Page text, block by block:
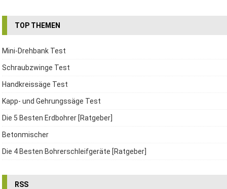
TOP THEMEN
Mini-Drehbank Test
Schraubzwinge Test
Handkreissäge Test
Kapp- und Gehrungssäge Test
Die 5 Besten Erdbohrer [Ratgeber]
Betonmischer
Die 4 Besten Bohrerschleifgeräte [Ratgeber]
RSS